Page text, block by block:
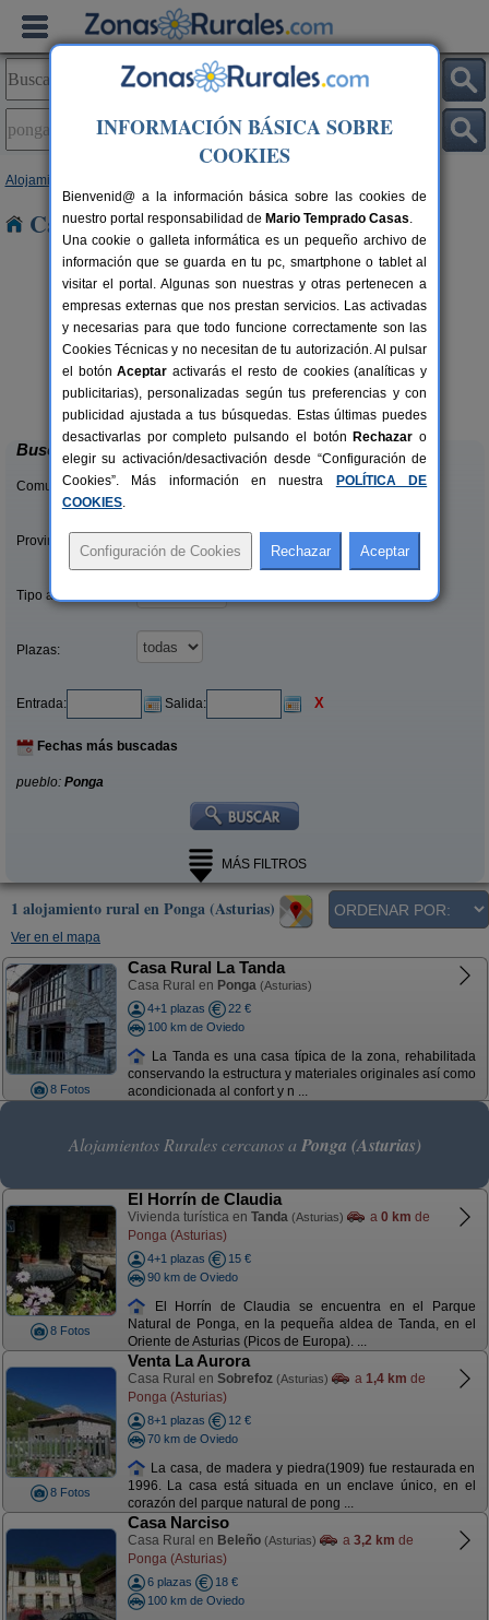
Alojamientos
Casas Rurales en Ponga
6 pers.
desde19 €
El Pajar de Pumarega
Castropol (Asturias)
Buscar
Comunidades:
Provincias/Islas:
Tipo alquiler:
Plazas:
Entrada: Salida: X
Fechas más buscadas
pueblo: Ponga
MÁS FILTROS
1 alojamiento rural en Ponga (Asturias)
Ver en el mapa
8 Fotos
Casa Rural La Tanda
Casa Rural en Ponga (Asturias)
4+1 plazas
22 €
100 km de Oviedo
La Tanda es una casa típica de la zona, rehabilitada
conservando la estructura y materiales originales así como
acondicionada al confort y n ...
Alojamientos Rurales cercanos a Ponga (Asturias)
8 Fotos
El Horrín de Claudia
Vivienda turística en Tanda (Asturias) a 0 km de
Ponga (Asturias)
4+1 plazas
15 €
90 km de Oviedo
El Horrín de Claudia se encuentra en el Parque
Natural de Ponga, en la pequeña aldea de Tanda, en el
Oriente de Asturias (Picos de Europa). ...
8 Fotos
Venta La Aurora
Casa Rural en Sobrefoz (Asturias) a 1,4 km de
Ponga (Asturias)
8+1 plazas
12 €
70 km de Oviedo
La casa, de madera y piedra(1909) fue restaurada en
1996. La casa está situada en un enclave único, en el
corazón del parque natural de pong ...
Casa Narciso
Casa Rural en Beleño (Asturias) a 3,2 km de
Ponga (Asturias)
6 plazas
18 €
100 km de Oviedo
INFORMACIÓN BÁSICA SOBRE
COOKIES
Bienvenid@ a la información básica sobre las cookies de
nuestro portal responsabilidad de Mario Temprado Casas.
Una cookie o galleta informática es un pequeño archivo de
información que se guarda en tu pc, smartphone o tablet al
visitar el portal. Algunas son nuestras y otras pertenecen a
empresas externas que nos prestan servicios. Las activadas
y necesarias para que todo funcione correctamente son las
Cookies Técnicas y no necesitan de tu autorización. Al pulsar
el botónAceptar activarás el resto de cookies (analíticas y
publicitarias), personalizadas según tus preferencias y con
publicidad ajustada a tus búsquedas. Estas últimas puedes
desactivarlas por completo pulsando el botón Rechazar o
elegir su activación/desactivación desde “Configuración de
Cookies”. Más información en nuestra
POLÍTICA DE
COOKIES.